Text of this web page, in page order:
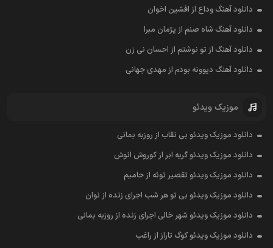
دانلود آهنگ وداع از افشين اخوان
دانلود آهنگ شاه صنم از پژمان مبرا
دانلود آهنگ از تو نوشتم از احسان نی زن
دانلود آهنگ دیوونه بودم از مهدی جهانی
موزیک ویدئو
دانلود موزیک ویدئو بی نقاب از روزبه بمانی
دانلود موزیک ویدئو گریه ابر از کوروش انوش
دانلود موزیک ویدئو تقصیر توئه از حامیم
دانلود موزیک ویدئو بی تو هر شب اجرای زنده از نوان
دانلود موزیک ویدئو شهر خالی اجرای زنده از روزبه بمانی
دانلود موزیک ویدئو کوگ تاراز از راغب